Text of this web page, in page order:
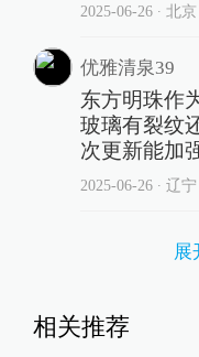
2025-06-26∙ 北京
优雅清泉39
东方明珠作
玻璃有裂纹
次更新能加
2025-06-26∙ 辽宁
展
相关推荐